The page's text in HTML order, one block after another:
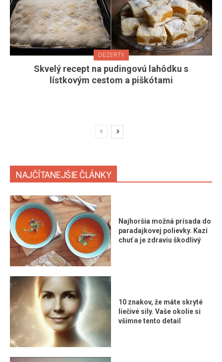
DEZERTY
Skvelý recept na pudingovú lahôdku s
lístkovým cestom a piškótami
NAJČÍTANEJŠIE ČLÁNKY
Najhoršia možná prísada do
paradajkovej polievky. Kazí
chuť a je zdraviu škodlivý
10 znakov, že máte skryté
liečivé sily. Vaše okolie si
všimne tento detail